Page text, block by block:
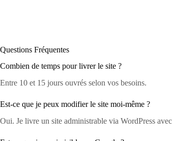
Questions Fréquentes
Combien de temps pour livrer le site ?
Entre 10 et 15 jours ouvrés selon vos besoins.
Est-ce que je peux modifier le site moi-même ?
Oui. Je livre un site administrable via WordPress